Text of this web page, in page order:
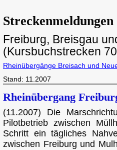
Streckenmeldungen
Freiburg, Breisgau
(Kursbuchstrecken
Rheinübergänge Breisach und
Stand: 11.2007
Rheinübergang
(11.2007) Die
Pilotbetrieb zwischen
Schritt ein tägliches
zwischen Freiburg und